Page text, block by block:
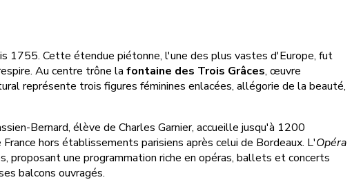
Cette étendue piétonne, l'une des plus vastes d'Europe, fut
Au centre trône la fontaine des Trois Grâces, œuvre
représente trois figures féminines enlacées, allégorie de la beauté,
Bernard, élève de Charles Garnier, accueille jusqu'à 1200
hors établissements parisiens après celui de Bordeaux. L'Opéra
une programmation riche en opéras, ballets et concerts
balcons ouvragés.